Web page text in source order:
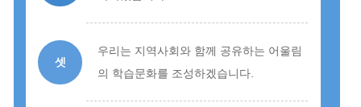
셋
우리는 지역사회와 함께 공유하는 어울림
의 학습문화를 조성하겠습니다.